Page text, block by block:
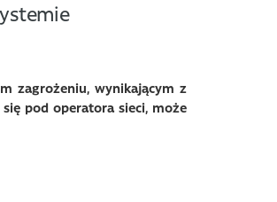
zagrożeniu, wynikającym z
pod operatora sieci, może